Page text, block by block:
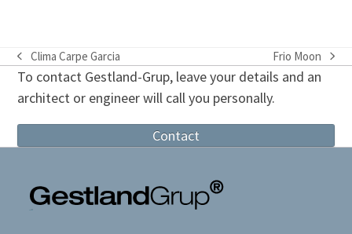
previous
post:
Clima Carpe Garcia
next
post:
Frio Moon
To contact Gestland-Grup, leave your details and an
architect or engineer will call you personally.
Contact